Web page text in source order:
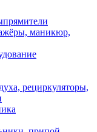
маникюр,
рециркуляторы,